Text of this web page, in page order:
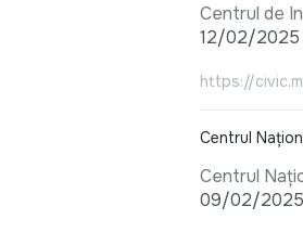
Centrul de
12/02/2025
https://
Centrul
Centrul
09/02/2025